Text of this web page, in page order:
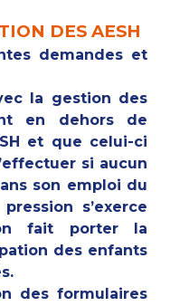
DES AESH
demandes et
la gestion des
en dehors de
et que celui-ci
si aucun
son emploi du
s’exerce
fait porter la
des enfants
des formulaires